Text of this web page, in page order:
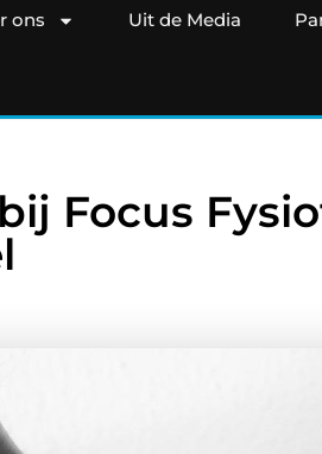
ons Uit de Media
Focus